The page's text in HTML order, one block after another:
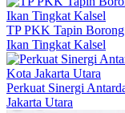
TP PKK Tapin Borong
Ikan Tingkat Kalsel
Perkuat Sinergi
Jakarta Utara